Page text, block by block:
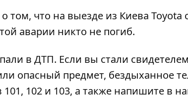
что на выезде из Киева Toyota
аварии никто не погиб.
в ДТП. Если вы стали
опасный предмет, бездыханное
102 и 103, а также напишите в